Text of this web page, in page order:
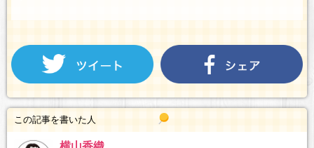
この記事を書いた人